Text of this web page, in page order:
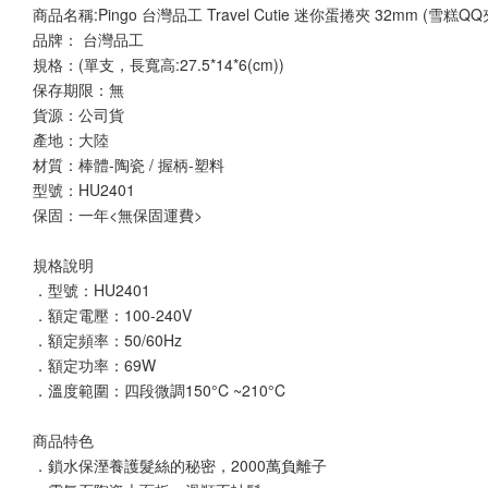
商品名稱:Pingo 台灣品⼯ Travel Cutie 迷你蛋捲夾 32mm (雪糕QQ
品牌： 台灣品工
規格：(單支，長寬高:27.5*14*6(cm))
保存期限：無
貨源：公司貨
產地：大陸
材質：棒體-陶瓷 / 握柄-塑料
型號：HU2401
保固：一年<無保固運費>
規格說明
．型號：HU2401
．額定電壓：100-240V
．額定頻率：50/60Hz
．額定功率：69W
．溫度範圍：四段微調150°C ~210°C
商品特色
．鎖水保溼養護髮絲的秘密，2000萬負離子